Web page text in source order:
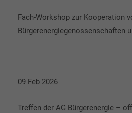
Fach-Workshop zur Kooperation
Bürgerenergiegenossenschaften
09 Feb 2026
Treffen der AG Bürgerenergie –